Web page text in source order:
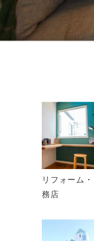
リフォーム
務店